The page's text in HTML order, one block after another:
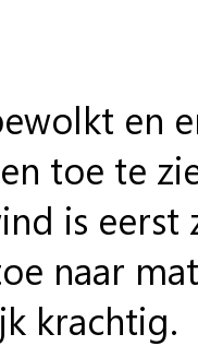
en
toe te
is
naar
krachtig.